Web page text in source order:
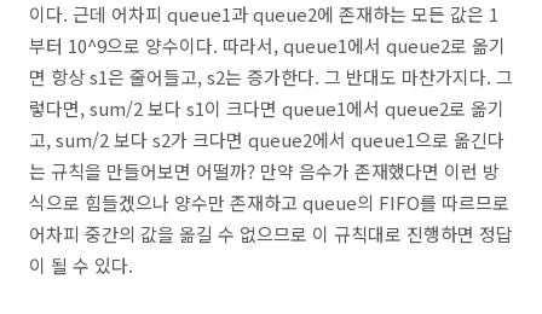
이다. 근데 어차피 queue1과 queue2에 존재하는 모든 값은 1
부터 10^9으로 양수이다. 따라서, queue1에서 queue2로 옮기
면 항상 s1은 줄어들고, s2는 증가한다. 그 반대도 마찬가지다. 그
렇다면, sum/2 보다 s1이 크다면 queue1에서 queue2로 옮기
고, sum/2 보다 s2가 크다면 queue2에서 queue1으로 옮긴다
는 규칙을 만들어보면 어떨까? 만약 음수가 존재했다면 이런 방
식으로 힘들겠으나 양수만 존재하고 queue의 FIFO를 따르므로
어차피 중간의 값을 옮길 수 없으므로 이 규칙대로 진행하면 정답
이 될 수 있다.